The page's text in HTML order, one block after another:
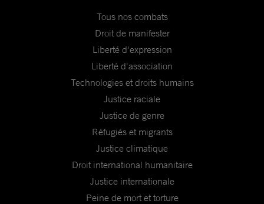
Tous nos combats
Droit de manifester
Liberté d'expression
Liberté d'association
Technologies et droits humains
Justice raciale
Justice de genre
Réfugiés et migrants
Justice climatique
Droit international humanitaire
Justice internationale
Peine de mort et torture